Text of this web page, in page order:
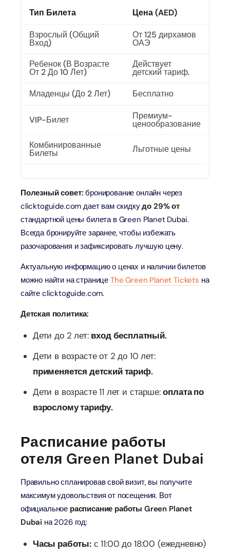
Тип Билета Цена (AED)
Взрослый (общий
Вход)
От 125 дирхамов
ОАЭ
Ребенок (в Возрасте
От 2 До 10 Лет)
Действует
детский тариф.
Младенцы (до 2 Лет)
Бесплатно
VIP-Билет Премиум-
ценообразование
Комбинированные
Билеты Льготные цены
Полезный совет: бронирование онлайн через
clicktoguide.com дает вам скидкудо 29% от
стандартной цены билета в Green Planet Dubai.
Всегда бронируйте заранее, чтобы избежать
разочарования и зафиксировать лучшую цену.
Актуальную информацию о ценах и наличии билетов
можно найти на странице The Green Planet Tickets на
сайте clicktoguide.com.
Детская политика:
Дети до 2 лет: вход бесплатный.
Дети в возрасте от 2 до 10 лет:
применяется детский тариф.
Дети в возрасте 11 лет и старше:оплата по
взрослому тарифу.
Расписание работы
отеля Green Planet Dubai
Правильно спланировав свой визит, вы получите
максимум удовольствия от посещения. Вот
официальное расписание работы Green Planet
Dubai на 2026 год:
Часы работы:с 11:00 до 18:00 (ежедневно)